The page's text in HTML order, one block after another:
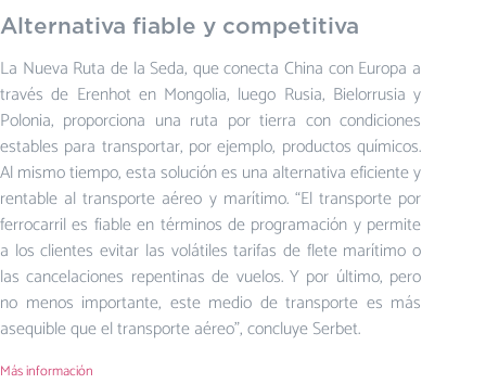
Alternativa fiable y competitiva
La Nueva Ruta de la Seda, que conecta China con Europa a
través de Erenhot en Mongolia, luego Rusia, Bielorrusia y
Polonia, proporciona una ruta por tierra con condiciones
estables para transportar, por ejemplo, productos químicos.
Al mismo tiempo, esta solución es una alternativa eficiente y
rentable al transporte aéreo y marítimo. “El transporte por
ferrocarril es fiable en términos de programación y permite
a los clientes evitar las volátiles tarifas de flete marítimo o
las cancelaciones repentinas de vuelos. Y por último, pero
no menos importante, este medio de transporte es más
asequible que el transporte aéreo”, concluye Serbet.
Más información